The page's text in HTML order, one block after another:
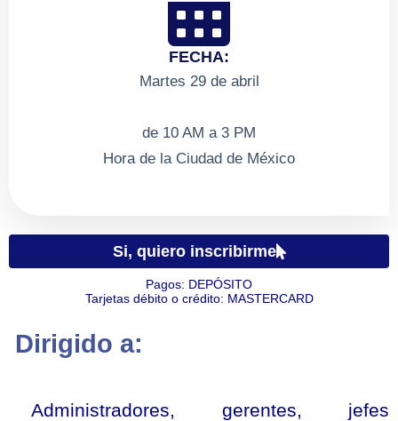
FECHA:
Martes 29 de abril
de 10 AM a 3 PM
Hora de la Ciudad de México
Si, quiero inscribirme
Pagos: DEPÓSITO
Tarjetas débito o crédito: MASTERCARD
Dirigido a:
Administradores, gerentes, jefes